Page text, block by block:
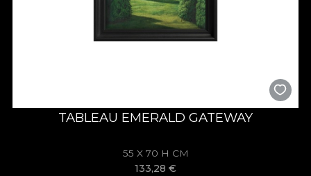
TABLEAU EMERALD GATEWAY
55 X 70 H CM
133,28 €